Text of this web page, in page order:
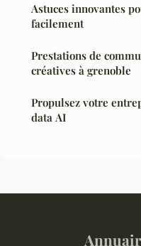
Astuces innovantes
facilement
Prestations de
créatives à grenoble
Propulsez votre
data AI